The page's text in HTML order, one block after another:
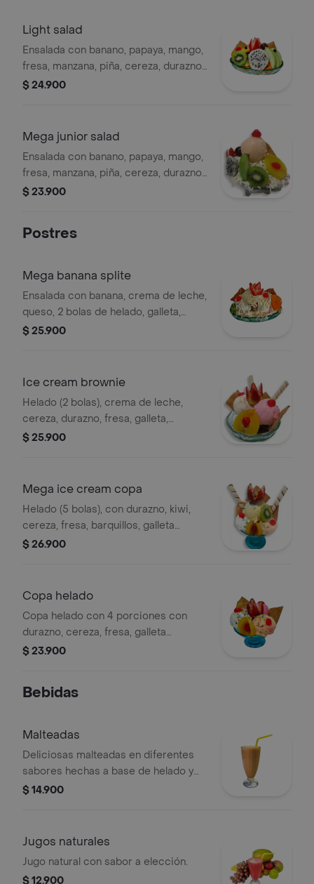
Light salad
Ensalada con banano, papaya, mango,
fresa, manzana, piña, cereza, durazno,
kiwi, pitahaya, manzana, uva, galleta.
$ 24.900
Mega junior salad
Ensalada con banano, papaya, mango,
fresa, manzana, piña, cereza, durazno,
kiwi, pitahaya, uva, helado, galleta.
$ 23.900
Postres
Mega banana splite
Ensalada con banana, crema de leche,
queso, 2 bolas de helado, galleta,
cereza, durazno, fresa.
$ 25.900
Ice cream brownie
Helado (2 bolas), crema de leche,
cereza, durazno, fresa, galleta,
barquillo, galleta.
$ 25.900
Mega ice cream copa
Helado (5 bolas), con durazno, kiwi,
cereza, fresa, barquillos, galleta
artesanal.
$ 26.900
Copa helado
Copa helado con 4 porciones con
durazno, cereza, fresa, galleta
artesanal.
$ 23.900
Bebidas
Malteadas
Deliciosas malteadas en diferentes
sabores hechas a base de helado y
crema de leche artesanal.
$ 14.900
Jugos naturales
Jugo natural con sabor a elección.
$ 12.900